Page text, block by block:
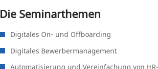
Die Seminarthemen
Digi­ta­les On- und Offboarding
Digi­ta­les Bewerbermanagement
Auto­ma­ti­sie­rung und Ver­ein­fa­chung von